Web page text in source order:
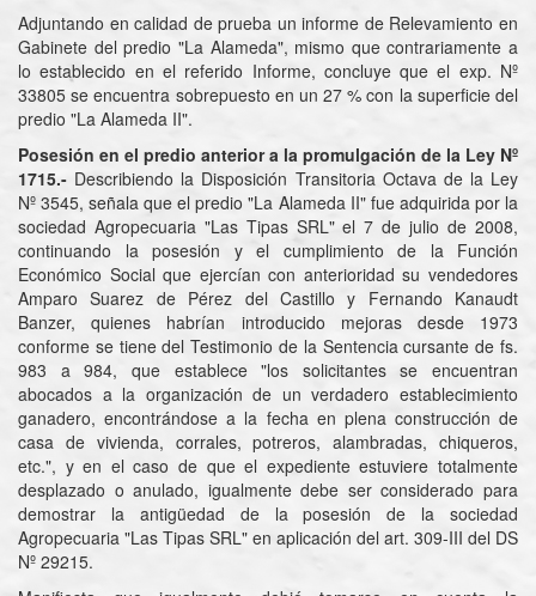
Adjuntando en calidad de prueba un informe de Relevamiento en
Gabinete del predio "La Alameda", mismo que contrariamente a
lo establecido en el referido Informe, concluye que el exp. Nº
33805 se encuentra sobrepuesto en un 27 % con la superficie del
predio "La Alameda II".
Posesión en el predio anterior a la promulgación de la Ley Nº
1715.- Describiendo la Disposición Transitoria Octava de la Ley
Nº 3545, señala que el predio "La Alameda II" fue adquirida por la
sociedad Agropecuaria "Las Tipas SRL" el 7 de julio de 2008,
continuando la posesión y el cumplimiento de la Función
Económico Social que ejercían con anterioridad su vendedores
Amparo Suarez de Pérez del Castillo y Fernando Kanaudt
Banzer, quienes habrían introducido mejoras desde 1973
conforme se tiene del Testimonio de la Sentencia cursante de fs.
983 a 984, que establece "los solicitantes se encuentran
abocados a la organización de un verdadero establecimiento
ganadero, encontrándose a la fecha en plena construcción de
casa de vivienda, corrales, potreros, alambradas, chiqueros,
etc.", y en el caso de que el expediente estuviere totalmente
desplazado o anulado, igualmente debe ser considerado para
demostrar la antigüedad de la posesión de la sociedad
Agropecuaria "Las Tipas SRL" en aplicación del art. 309-III del DS
Nº 29215.